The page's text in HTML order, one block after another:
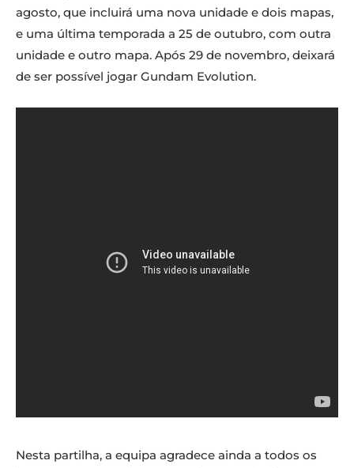
agosto, que incluirá uma nova unidade e dois mapas,
e uma última temporada a 25 de outubro, com outra
unidade e outro mapa. Após 29 de novembro, deixará
de ser possível jogar Gundam Evolution.
Nesta partilha, a equipa agradece ainda a todos os